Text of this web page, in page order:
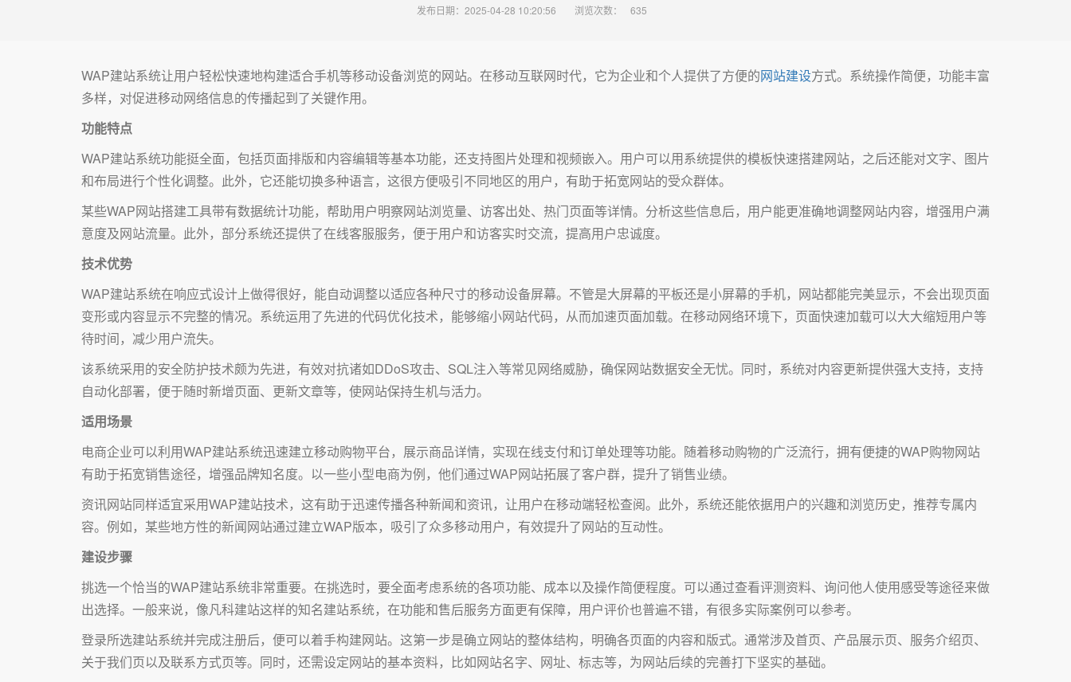
发布日期：2025-04-28 10:20:56 浏览次数： 635
WAP建站系统让用户轻松快速地构建适合手机等移动设备浏览的网站。在移动互联网时代，它为企业和个人提供了方便的网站建设方式。系统操作简便，功能丰富
多样，对促进移动网络信息的传播起到了关键作用。
功能特点
WAP建站系统功能挺全面，包括页面排版和内容编辑等基本功能，还支持图片处理和视频嵌入。用户可以用系统提供的模板快速搭建网站，之后还能对文字、图片
和布局进行个性化调整。此外，它还能切换多种语言，这很方便吸引不同地区的用户，有助于拓宽网站的受众群体。
某些WAP网站搭建工具带有数据统计功能，帮助用户明察网站浏览量、访客出处、热门页面等详情。分析这些信息后，用户能更准确地调整网站内容，增强用户满
意度及网站流量。此外，部分系统还提供了在线客服服务，便于用户和访客实时交流，提高用户忠诚度。
技术优势
WAP建站系统在响应式设计上做得很好，能自动调整以适应各种尺寸的移动设备屏幕。不管是大屏幕的平板还是小屏幕的手机，网站都能完美显示，不会出现页面
变形或内容显示不完整的情况。系统运用了先进的代码优化技术，能够缩小网站代码，从而加速页面加载。在移动网络环境下，页面快速加载可以大大缩短用户等
待时间，减少用户流失。
该系统采用的安全防护技术颇为先进，有效对抗诸如DDoS攻击、SQL注入等常见网络威胁，确保网站数据安全无忧。同时，系统对内容更新提供强大支持，支持
自动化部署，便于随时新增页面、更新文章等，使网站保持生机与活力。
适用场景
电商企业可以利用WAP建站系统迅速建立移动购物平台，展示商品详情，实现在线支付和订单处理等功能。随着移动购物的广泛流行，拥有便捷的WAP购物网站
有助于拓宽销售途径，增强品牌知名度。以一些小型电商为例，他们通过WAP网站拓展了客户群，提升了销售业绩。
资讯网站同样适宜采用WAP建站技术，这有助于迅速传播各种新闻和资讯，让用户在移动端轻松查阅。此外，系统还能依据用户的兴趣和浏览历史，推荐专属内
容。例如，某些地方性的新闻网站通过建立WAP版本，吸引了众多移动用户，有效提升了网站的互动性。
建设步骤
挑选一个恰当的WAP建站系统非常重要。在挑选时，要全面考虑系统的各项功能、成本以及操作简便程度。可以通过查看评测资料、询问他人使用感受等途径来做
出选择。一般来说，像凡科建站这样的知名建站系统，在功能和售后服务方面更有保障，用户评价也普遍不错，有很多实际案例可以参考。
登录所选建站系统并完成注册后，便可以着手构建网站。这第一步是确立网站的整体结构，明确各页面的内容和版式。通常涉及首页、产品展示页、服务介绍页、
关于我们页以及联系方式页等。同时，还需设定网站的基本资料，比如网站名字、网址、标志等，为网站后续的完善打下坚实的基础。